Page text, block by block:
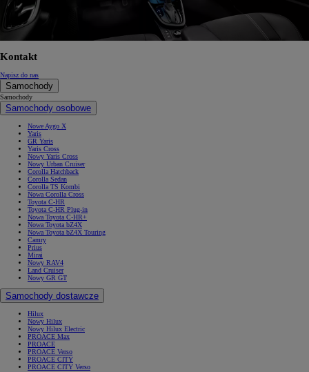
Kontakt
Napisz do nas
Samochody
Samochody
Samochody osobowe
Nowe Aygo X
Yaris
GR Yaris
Yaris Cross
Nowy Yaris Cross
Nowy Urban Cruiser
Corolla Hatchback
Corolla Sedan
Corolla TS Kombi
Nowa Corolla Cross
Toyota C-HR
Toyota C-HR Plug-in
Nowa Toyota C-HR+
Nowa Toyota bZ4X
Nowa Toyota bZ4X Touring
Camry
Prius
Mirai
Nowy RAV4
Land Cruiser
Nowy GR GT
Samochody dostawcze
Hilux
Nowy Hilux
Nowy Hilux Electric
PROACE Max
PROACE
PROACE Verso
PROACE CITY
PROACE CITY Verso